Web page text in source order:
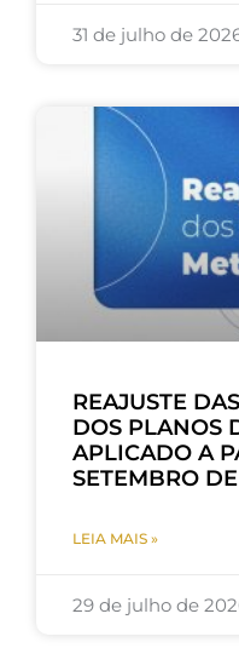
31 de julho de
REAJUSTE
DOS PLANOS
APLICADO A
SETEMBRO
LEIA MAIS »
29 de julho de